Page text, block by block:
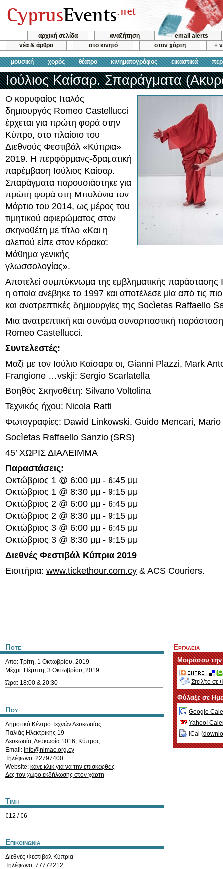
αρχική σελίδα αναζήτηση
email alerts
νέα & άρθρα
στο κινητό στον χάρτη +
μουσική χορός θέατρο κινηματογράφος εικαστικά
Ιούλιος Καίσαρ. Σπαράγματα
Ο κορυφαίος Ιταλός
δημιουργός Romeo Castellucci
έρχεται για πρώτη φορά στην
Κύπρο, στο πλαίσιο του
Διεθνούς Φεστιβάλ «Κύπρια»
2019. H περφόρμανς-δραματική
παρέμβαση Ιούλιος Καίσαρ.
Σπαράγματα παρουσιάστηκε για
πρώτη φορά στη Μπολόνια τον
Μάρτιο του 2014, ως μέρος του
τιμητικού αφιερώματος στον
σκηνοθέτη με τίτλο «Και η
αλεπού είπε στον κόρακα:
Μάθημα γενικής
γλωσσολογίας».
Αποτελεί συμπύκνωμα της εμβληματικής παράστασης
η οποία ανέβηκε το 1997 και αποτέλεσε μία από τις πιο
και ανατρεπτικές δημιουργίες της Socìetas Raffaello
Μια ανατρεπτική και συνάμα συναρπαστική
Romeo Castellucci.
Συντελεστές:
Μαζί με τον Ιούλιο Καίσαρα οι, Gianni Plazzi, Mark
Frangione …vskji: Sergio Scarlatella
Βοηθός Σκηνοθέτη: Silvano Voltolina
Τεχνικός ήχου: Nicola Ratti
Φωτογραφίες: Dawid Linkowski, Guido Mencari,
Socìetas Raffaello Sanzio (SRS)
45’ ΧΩΡΙΣ ΔΙΑΛΕΙΜΜΑ
Παραστάσεις:
Οκτώβριος 1 @ 6:00 μμ - 6:45 μμ
Οκτώβριος 1 @ 8:30 μμ - 9:15 μμ
Οκτώβριος 2 @ 6:00 μμ - 6:45 μμ
Οκτώβριος 2 @ 8:30 μμ - 9:15 μμ
Οκτώβριος 3 @ 6:00 μμ - 6:45 μμ
Οκτώβριος 3 @ 8:30 μμ - 9:15 μμ
Διεθνές Φεστιβάλ Κύπρια 2019
Εισιτήρια: www.tickethour.com.cy & ACS Couriers.
Ποτε
Από: Τρίτη, 1 Οκτωβρίου, 2019
Μέχρι: Πέμπτη, 3 Οκτωβρίου, 2019
Ώρα: 18:00 & 20:30
Που
Δημοτικό Κέντρο Τεχνών Λευκωσίας
Παλιάς Ηλεκτρικής 19
Λευκωσία,Λευκωσία 1016, Κύπρος
Email: info@nimac.org.cy
Τηλέφωνο: 22797400
Website: κάνε κλικ για να την επισκεφθείς
Δες τον χώρο εκδήλωσης στον χάρτη
Τιμη
€12 / €6
Επικοινωνια
Διεθνές Φεστιβάλ Κύπρια
Τηλέφωνο: 77772212
Εργαλεια
Μοιράσου
Στείλ'το σε
Φύλαξε σε
Google
Yahoo!
iCal (